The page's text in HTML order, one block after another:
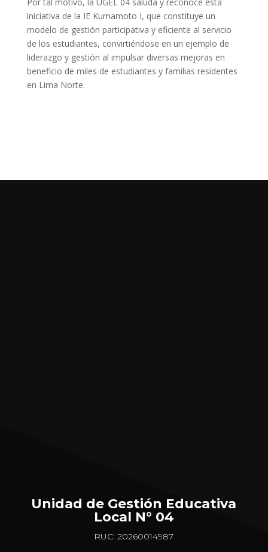
iniciativa de la IE Kumamoto I, que constituye un
modelo de gestión participativa y eficiente al servicio
de los estudiantes, convirtiéndose en un ejemplo de
liderazgo y gestión al impulsar diversas mejoras en
beneficio de miles de estudiantes y familias residentes
en Lima Norte.
Unidad de Gestión Educativa
Local N° 04
RUC: 20260014987